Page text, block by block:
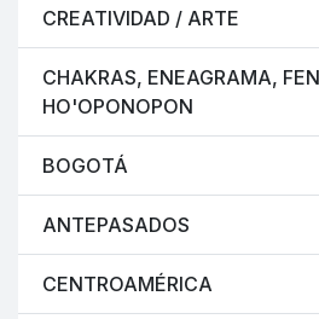
CREATIVIDAD / ARTE
CHAKRAS, ENEAGRAMA,
HO'OPONOPON
BOGOTÁ
ANTEPASADOS
CENTROAMÉRICA